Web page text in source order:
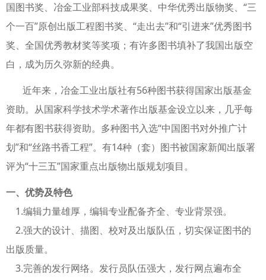
国图书奖、冶金工业部科技成果奖、中华优秀出版物奖、“三
个一百”原创出版工程图书奖、“走出去”和“引进来”优秀图书
奖、全国优秀教材奖等奖项；有许多图书填补了我国出版空
白，成为历久弥新的经典。
近年来，冶金工业出版社有56种图书获得国家出版基金
资助。从国家科学技术学术著作出版基金设立以来，几乎每
年都有图书获得资助。多种图书入选“中国图书对外推广计
划”和“丝路书香工程”。有14种（套）图书被国家新闻出版署
评为“十三五”国家重点出版物出版规划项目。
一、优势及特色
1.编辑力量雄厚，编辑专业配备齐全、专业背景强。
2.强大的设计、描图、校对及出版队伍，切实保证图书的
出版质量。
3.完善的发行网络。发行员队伍强大，发行网点遍布全